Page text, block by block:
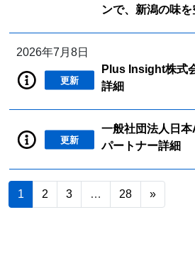
ンで、新潟の味を
2026年7月8日
更新
Plus Insight株式
詳細
更新
一般社団法人日
パートナー詳細
1 2 3 … 28 »